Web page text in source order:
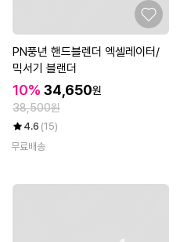
PN풍년 핸드블렌더 엑셀레이터/
믹서기 블랜더
10% 34,650원
38,500원
4.6 (15)
무료배송